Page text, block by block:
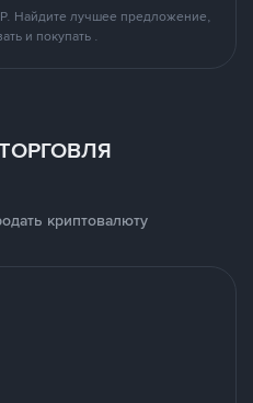
Найдите лучшее предложение,
и покупать .
криптовалюту